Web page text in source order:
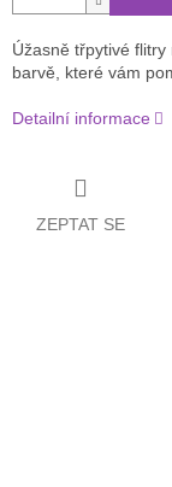
Úžasně třpytivé
barvě, které vám
Detailní informace
ZEPTAT SE